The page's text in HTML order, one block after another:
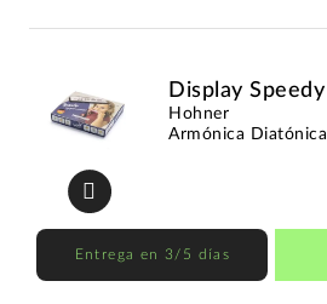
Display Speedy
Hohner
Armónica Diatónica
Entrega en 3/5 días